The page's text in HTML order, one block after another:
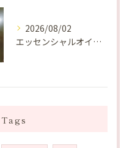
2026/08/02
エッセンシャルオイルプレゼントご当選番号発表 2026年8月
Tags